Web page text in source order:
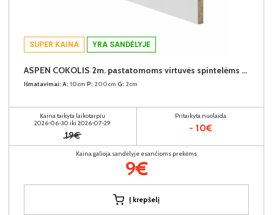
SUPER KAINA YRA SANDĖLYJE
ASPEN COKOLIS 2m. pastatomoms virtuvės spintelėms (2 metrai) (Baltas)
Išmatavimai: A: 10cm P: 200cm G: 2cm
Kaina taikyta laikotarpiu
2026-06-30 iki 2026-07-29
19€
Pritaikyta nuolaida
- 10€
Kaina galioja sandėlyje esančioms prekėms
9€
Į krepšelį